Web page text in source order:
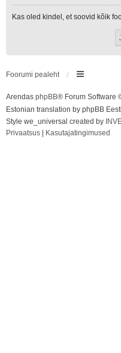
Kas oled kindel, et soovid kõik
Foorumi pealeht
Arendas phpBB® Forum Software
Estonian translation by phpBB
Style we_universal created by
Privaatsus
Kasutajatingimused